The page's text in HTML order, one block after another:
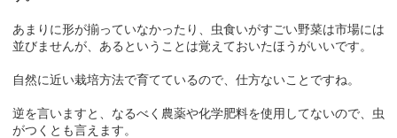
あまりに形が揃っていなかったり、虫食いがすごい野菜は市場には
並びませんが、あるということは覚えておいたほうがいいです。
自然に近い栽培方法で育てているので、仕方ないことですね。
逆を言いますと、なるべく農薬や化学肥料を使用してないので、虫
がつくとも言えます。